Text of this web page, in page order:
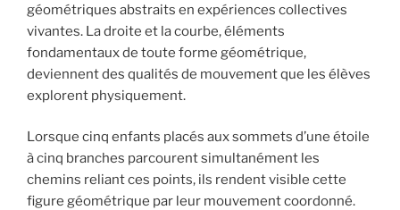
géométriques abstraits en expériences collectives
vivantes. La droite et la courbe, éléments
fondamentaux de toute forme géométrique,
deviennent des qualités de mouvement que les élèves
explorent physiquement.
Lorsque cinq enfants placés aux sommets d’une étoile
à cinq branches parcourent simultanément les
chemins reliant ces points, ils rendent visible cette
figure géométrique par leur mouvement coordonné.